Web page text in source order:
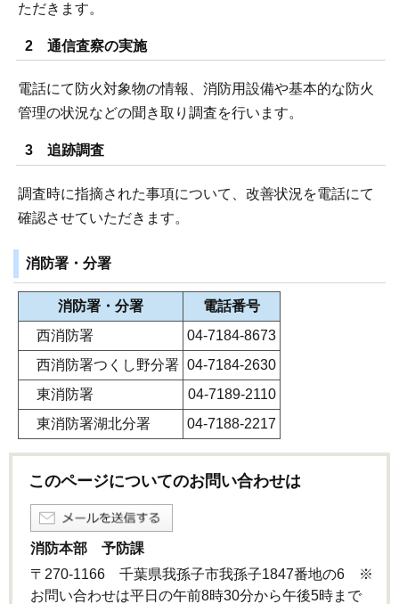
ただきます。
2 通信査察の実施
電話にて防火対象物の情報、消防用設備や基本的な防火
管理の状況などの聞き取り調査を行います。
3 追跡調査
調査時に指摘された事項について、改善状況を電話にて
確認させていただきます。
消防署・分署
消防署・分署
電話番号
西消防署
04-7184-8673
西消防署つくし野分署 04-7184-2630
東消防署
04-7189-2110
東消防署湖北分署
04-7188-2217
このページについてのお問い合わせは
消防本部 予防課
〒270-1166 千葉県我孫子市我孫子1847番地の6 ※
お問い合わせは平日の午前8時30分から午後5時まで